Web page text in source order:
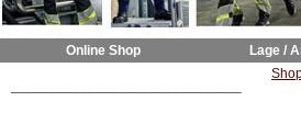
Online Shop Lage /